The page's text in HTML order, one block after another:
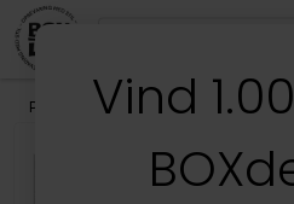
Produkter /Stuen Væghylder &
Kun hos BOXdeLUX
Vind